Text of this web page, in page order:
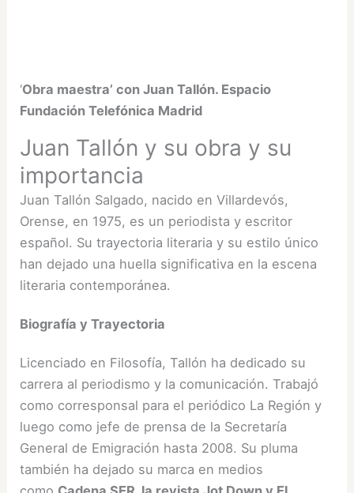
‘Obra maestra’ con Juan Tallón. Espacio
Fundación Telefónica Madrid
Juan Tallón y su obra y su
importancia
Juan Tallón Salgado, nacido en Villardevós,
Orense, en 1975, es un periodista y escritor
español. Su trayectoria literaria y su estilo único
han dejado una huella significativa en la escena
literaria contemporánea.
Biografía y Trayectoria
Licenciado en Filosofía, Tallón ha dedicado su
carrera al periodismo y la comunicación. Trabajó
como corresponsal para el periódico La Región y
luego como jefe de prensa de la Secretaría
General de Emigración hasta 2008. Su pluma
también ha dejado su marca en medios